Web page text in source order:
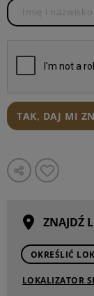
TAK, DAJ MI
ZNAJDŹ
OKREŚLIĆ
LOKALIZATOR